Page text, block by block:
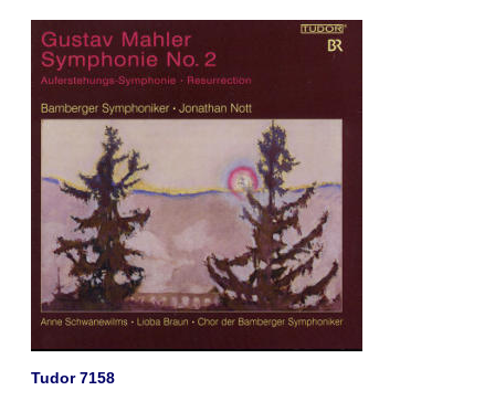
Tudor 7158